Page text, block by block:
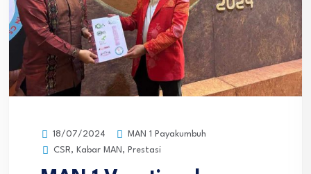
18/07/2024
MAN 1 Payakumbuh
CSR, Kabar MAN , Prestasi